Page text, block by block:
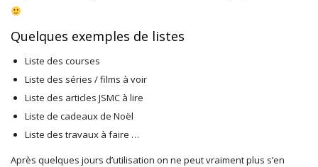
Quelques exemples de listes
Liste des courses
Liste des séries / films à voir
Liste des articles JSMC à lire
Liste de cadeaux de Noël
Liste des travaux à faire …
Après quelques jours d’utilisation on ne peut vraiment plus s’en